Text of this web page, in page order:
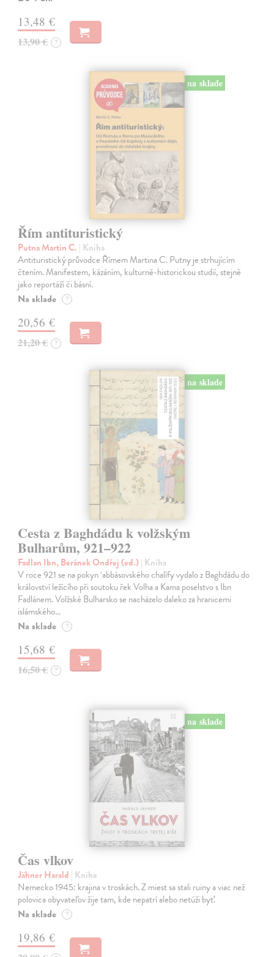
13,48 €
13,90 € ?
na sklade
Řím antituristický
Putna Martin C. | Kniha
Antituristický průvodce Římem Martina C. Putny je strhujícím
čtením. Manifestem, kázáním, kulturně-historickou studií, stejně
jako reportáží či básní.
Na sklade ?
20,56 €
21,20 € ?
na sklade
Cesta z Baghdádu k volžským
Bulharům, 921–922
Fadlan Ibn, Beránek Ondřej (ed.)| Kniha
V roce 921 se na pokyn ‘abbásovského chalífy vydalo z Baghdádu do
království ležícího při soutoku řek Volha a Kama poselstvo s Ibn
Fadlánem. Volžské Bulharsko se nacházelo daleko za hranicemi
islámského…
Na sklade ?
15,68 €
16,50 € ?
na sklade
Čas vlkov
Jähner Harald | Kniha
Nemecko 1945: krajina v troskách. Z miest sa stali ruiny a viac než
polovica obyvateľov žije tam, kde nepatrí alebo netúži byť.
Na sklade ?
19,86 €